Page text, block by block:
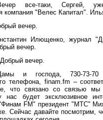
все-таки, Сергей,
компания "Велес Капитал".
вечер.
Илющенко, журнал
вечер.
Добрый вечер.
и господа, 730-73-
телефона, finam.fm –
что связано со связью мы
нас будет эксклюзивное
"Финам FM" президент "МТС"
Сейчас давайте посмотрим,